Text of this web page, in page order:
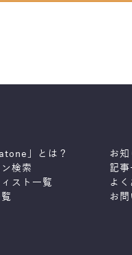
」とは？
検索
スト一覧
お
記
よ
お